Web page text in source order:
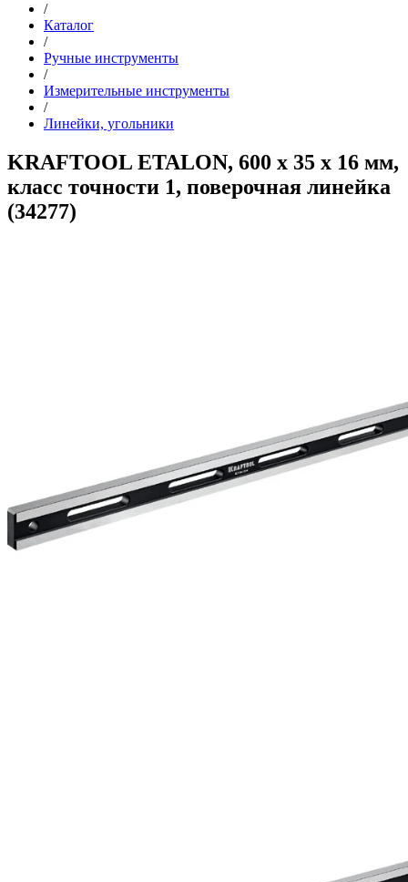
/
Каталог
/
Ручные инструменты
/
Измерительные инструменты
/
Линейки, угольники
KRAFTOOL ETALON, 600 х 35 х 16 мм,
класс точности 1, поверочная линейка
(34277)